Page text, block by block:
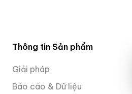
Thông tin Sản phẩm
Giải pháp
Báo cáo & Dữ liệu